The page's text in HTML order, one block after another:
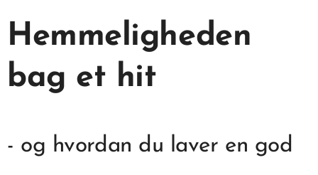
Hemmeligheden
bag et hit
- og hvordan du laver en god